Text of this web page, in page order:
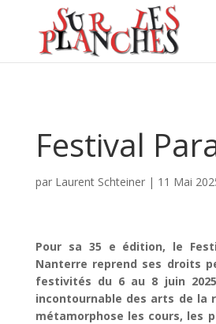
Festival
par Laurent Schteiner| 11 Mai
Pour sa 35 e édition, le
Nanterre reprend ses droits
festivités du 6 au 8 juin
incontournable des arts de la
métamorphose les cours, les